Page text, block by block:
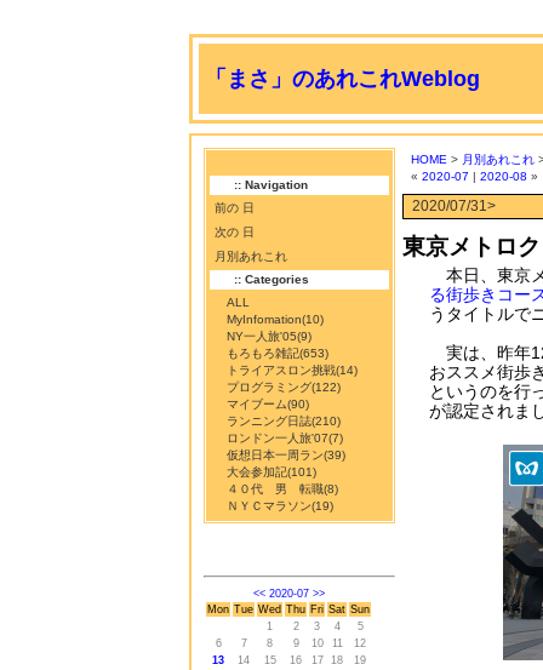
「まさ」のあれこれWeblog
:: Navigation
前の 日
次の 日
月別あれこれ
:: Categories
ALL
MyInfomation(10)
NY一人旅'05(9)
もろもろ雑記(653)
トライアスロン挑戦(14)
プログラミング(122)
マイブーム(90)
ランニング日誌(210)
ロンドン一人旅'07(7)
仮想日本一周ラン(39)
大会参加記(101)
４０代 男 転職(8)
ＮＹＣマラソン(19)
<< 2020-07 >>
Mon Tue Wed Thu Fri Sat Sun
1
2 3 4
5
6
7 8 9 10 11
12
13
14 15 16 17 18
19
HOME > 月別あれこれ
« 2020-07 | 2020-08 »
2020/07/31>
東京メトロ
本日、東京
る街歩きコー
うタイトルで
実は、昨年
おススメ街歩
というのを行
が認定されま